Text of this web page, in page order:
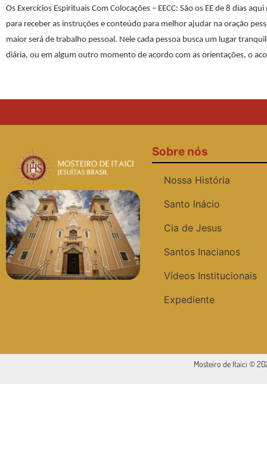
Os Exercícios Espirituais Com Colocações – EECC: São os EE de 8 dias
para receber as instruções e conteúdo para melhor ajudar na oração
maior será de trabalho pessoal. Nele cada pessoa busca um lugar
diária, ou em algum outro momento de acordo com as orientações, o
Sobre nós
Nossa História
Santo Inácio
Cia de Jesus
Santos Inacianos
Vídeos Institucionais
Expediente
Mosteiro de Itaici ©